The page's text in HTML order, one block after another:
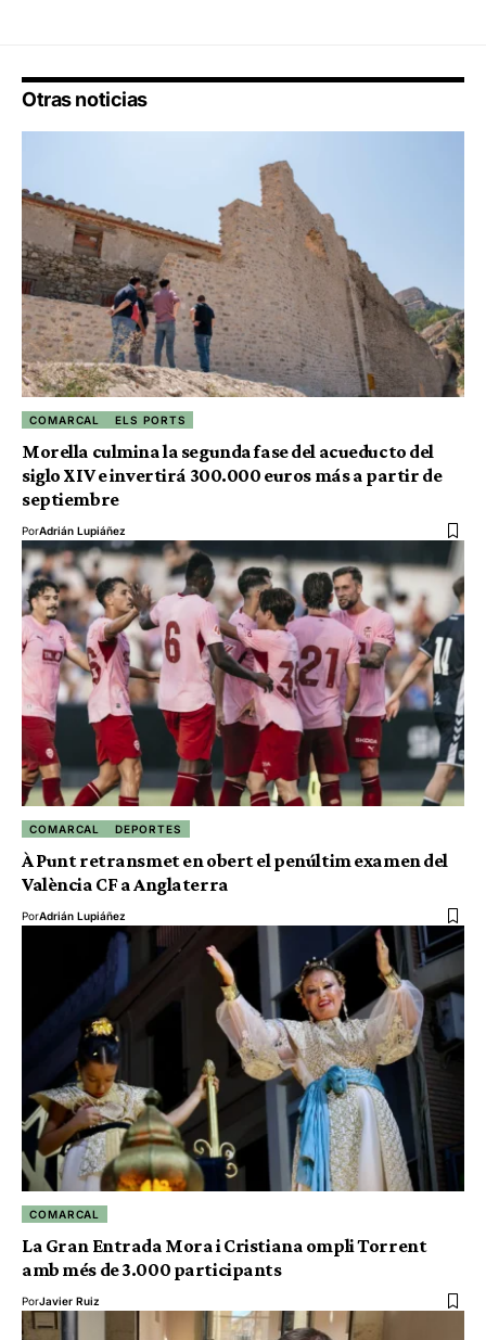
Otras noticias
COMARCAL ELS PORTS
Morella culmina la segunda fase del acueducto del
siglo XIV e invertirá 300.000 euros más a partir de
septiembre
PorAdrián Lupiáñez
COMARCAL DEPORTES
À Punt retransmet en obert el penúltim examen del
València CF a Anglaterra
PorAdrián Lupiáñez
COMARCAL
La Gran Entrada Mora i Cristiana ompli Torrent
amb més de 3.000 participants
PorJavier Ruiz